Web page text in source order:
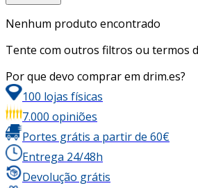
Nenhum produto encontrado
Tente com outros filtros ou termos
Por que devo comprar em drim.es?
100 lojas físicas
7.000 opiniões
Portes grátis a partir de 60€
Entrega 24/48h
Devolução grátis